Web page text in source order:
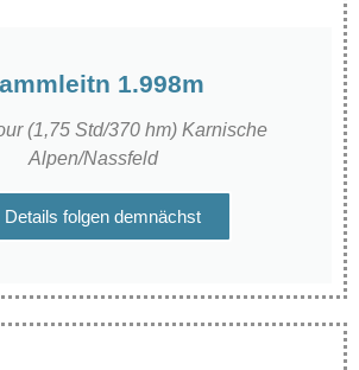
1.998m
(1,75 Std/370 hm) Karnische
Alpen/Nassfeld
folgen demnächst